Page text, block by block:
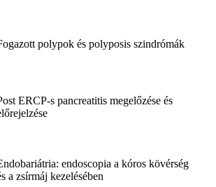
polypok és polyposis szindrómák
ERCP-s pancreatitis megelőzése és
endoscopia a kóros kövérség
a zsírmáj kezelésében